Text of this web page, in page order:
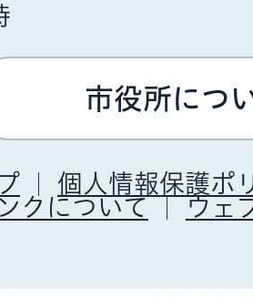
市役所につ
個人情報保護ポ
クについて
ウェ